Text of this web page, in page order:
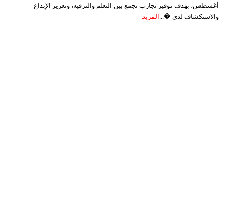
أغسطس، بهدف توفير تجارب تجمع بين التعلم والترفيه، وتعزيز الإبداع
والاستكشاف لدى �... المزيد